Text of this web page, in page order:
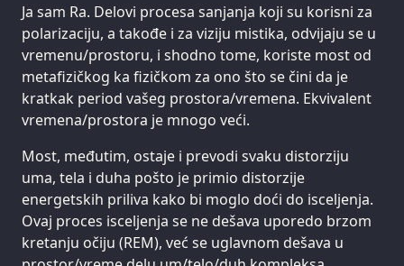
Ja sam Ra. Delovi procesa sanjanja koji su korisni za
polarizaciju, a takođe i za viziju mistika, odvijaju se u
vremenu/prostoru, i shodno tome, koriste most od
metafizičkog ka fizičkom za ono što se čini da je
kratkak period vašeg prostora/vremena. Ekvivalent
vremena/prostora je mnogo veći.
Most, međutim, ostaje i prevodi svaku distorziju
uma, tela i duha pošto je primio distorzije
energetskih priliva kako bi moglo doći do isceljenja.
Ovaj proces isceljenja se ne dešava uporedo brzom
kretanju očiju (REM), već se uglavnom dešava u